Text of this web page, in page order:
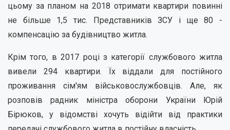
цьому за планом на 2018 отримати квартири повинні
не більше 1,5 тис. Представників ЗСУ і ще 80 -
компенсацію за будівництво житла.
Крім того, в 2017 році з категорії службового житла
вивели 294 квартири. Їх віддали для постійного
проживання сім'ям військовослужбовців. Але, як
розповів радник міністра оборони України Юрій
Бірюков, у відомстві хочуть відійти від практики